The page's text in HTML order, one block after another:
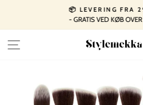
indhold
Pause
📦 LEVERING FRA
- GRATIS VED KØB
SIDE NAVIGATION